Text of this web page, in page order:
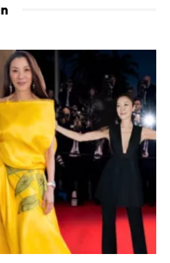
ibunya, Fazura memuat naik
wargamaya terhibur.
25 saat itu dengan kapsyen
sayang,” begitu mencuit hati.
adalah Fatima seolah-olah
masa yang sama seakan